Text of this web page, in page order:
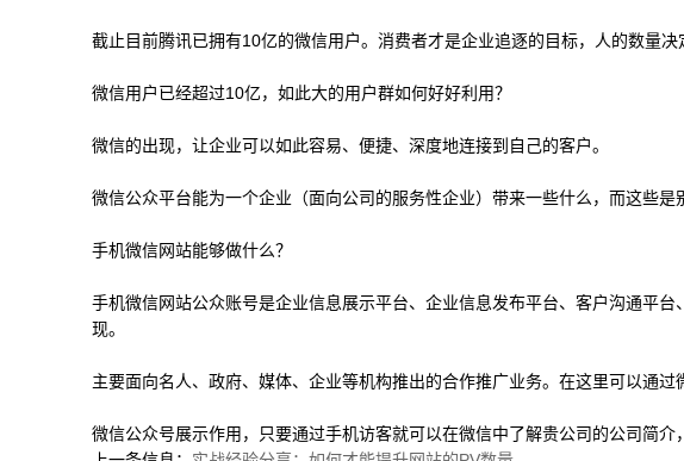
截止目前腾讯已拥有10亿的微信用户。消费者才是企业追逐的目标，人的数量
微信用户已经超过10亿，如此大的用户群如何好好利用？
微信的出现，让企业可以如此容易、便捷、深度地连接到自己的客户。
微信公众平台能为一个企业（面向公司的服务性企业）带来一些什么，而这些
手机微信网站能够做什么？
手机微信网站公众账号是企业信息展示平台、企业信息发布平台、客户沟通平
现。
主要面向名人、政府、媒体、企业等机构推出的合作推广业务。在这里可以通
微信公众号展示作用，只要通过手机访客就可以在微信中了解贵公司的公司简